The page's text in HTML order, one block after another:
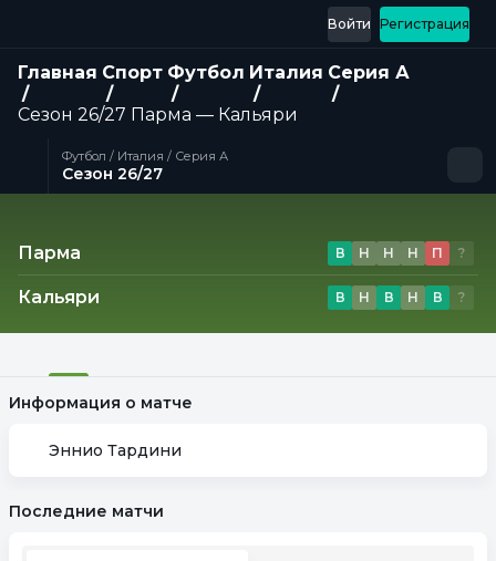
Регистрация
Войти
Главная Спорт Футбол Италия Серия А
Сезон 26/27 Парма — Кальяри
Футбол / Италия / Серия А
Сезон 26/27
Матч
Парма
Кальяри
В Н Н Н П ?
В Н В Н В ?
Информация о матче
Эннио Тардини
Последние матчи